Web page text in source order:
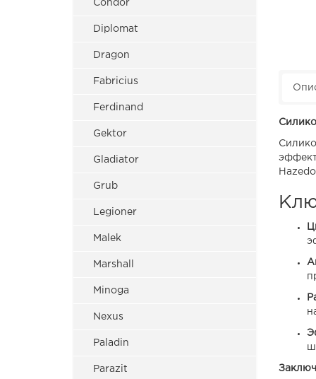
Condor
Diplomat
Dragon
Fabricius
Ferdinand
Gektor
Gladiator
Grub
Legioner
Malek
Marshall
Minoga
Nexus
Paladin
Parazit